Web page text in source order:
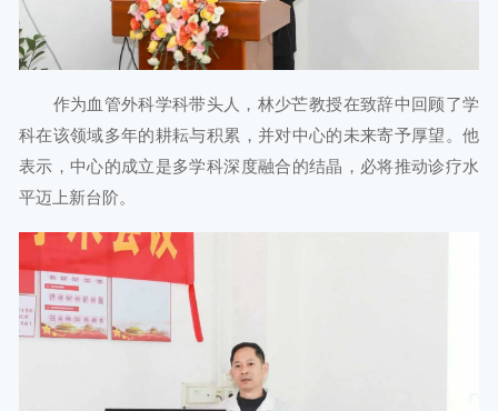
作为血管外科学科带头人，林少芒教授在致辞中回顾了学
科在该领域多年的耕耘与积累，并对中心的未来寄予厚望。他
表示，中心的成立是多学科深度融合的结晶，必将推动诊疗水
平迈上新台阶。